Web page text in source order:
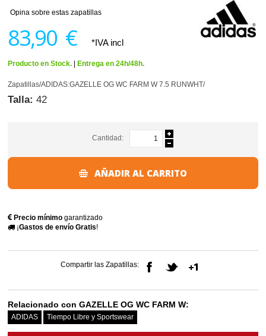
Opina sobre estas zapatillas
83,90 € *IVA incl
Producto en Stock. Entrega en 24h/48h.
Zapatillas/ADIDAS:GAZELLE OG WC FARM W 7.5 RUNWHT/
Talla: 42
Cantidad:
AÑADIR AL CARRITO
Precio mínimo garantizado
¡Gastos de envío Gratis!
Compartir las Zapatillas:
Relacionado con GAZELLE OG WC FARM W:
ADIDAS Tiempo Libre y Sportswear